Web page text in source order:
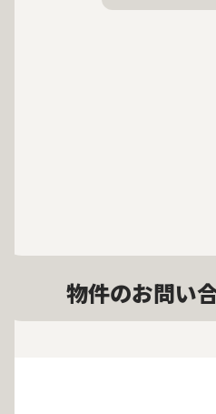
物件のお問い